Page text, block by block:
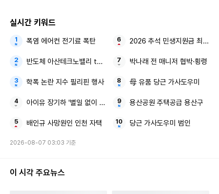
즈’를 착용한 노스페이스 어린이 모델들의 모습. /노스페이스 제공
◆실용성 있는 워터스포츠 아이템
바캉스에 빠질 수 없는 물놀이를 계획하고 있다면 워터파크,
워터 페스티벌 등에서도 전천후로 활용할 수 있는 실용성 있는
터링 그래픽으로 포인트를 더한 쇼츠 구성의 ‘키즈 클래스 브
실시간 키워드
폭염 에어컨 전기료 폭탄
반도체 아산테크노밸리 the1 7차(10단지) 분양가상한제
학폭 논란 지수 필리핀 행사
아이유 장기하 '별일 없이 산다'
배인규 사망원인 인천 자택
2026 추석 민생지원금 최대
박나래 전 매니저 협박·횡령
母 유품 당근 가사도우미
용산공원 주택공급 용산구
당근 가사도우미 범인
2026-08-07 03:03 기준
이 시각 주요뉴스